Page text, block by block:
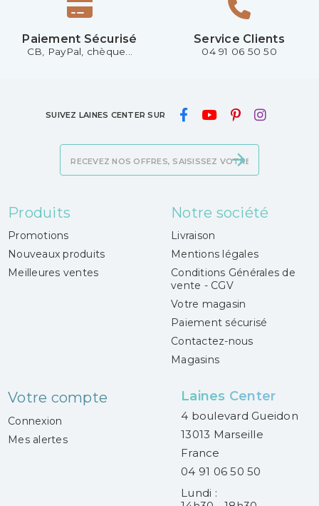
Paiement Sécurisé
CB, PayPal, chèque...
Service Clients
04 91 06 50 50
SUIVEZ LAINES CENTER SUR
Produits
Promotions
Nouveaux produits
Meilleures ventes
Notre société
Livraison
Mentions légales
Conditions Générales de
vente - CGV
Votre magasin
Paiement sécurisé
Contactez-nous
Magasins
Votre compte
Connexion
Mes alertes
Laines Center
4 boulevard Gueidon
13013 Marseille
France
04 91 06 50 50
Lundi :